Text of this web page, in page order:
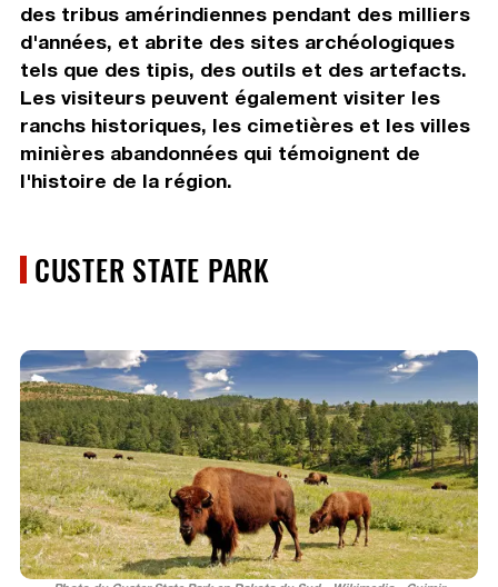
des tribus amérindiennes pendant des milliers
d'années, et abrite des sites archéologiques
tels que des tipis, des outils et des artefacts.
Les visiteurs peuvent également visiter les
ranchs historiques, les cimetières et les villes
minières abandonnées qui témoignent de
l'histoire de la région.
CUSTER STATE PARK